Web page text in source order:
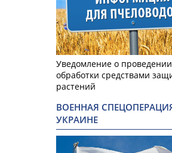
Уведомление о проведении
обработки средствами
растений
ВОЕННАЯ
УКРАИНЕ